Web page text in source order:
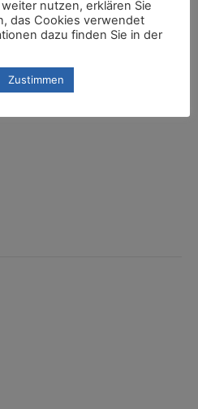
hinzufügen
nutzen, erklären Sie
das Cookies verwendet
dazu finden Sie in der
Zustimmen